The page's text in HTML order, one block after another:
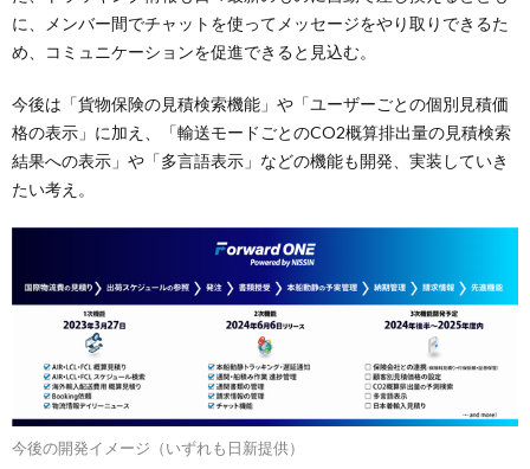
に、メンバー間でチャットを使ってメッセージをやり取りできるた
め、コミュニケーションを促進できると見込む。
今後は「貨物保険の見積検索機能」や「ユーザーごとの個別見積価
格の表示」に加え、「輸送モードごとのCO2概算排出量の見積検索
結果への表示」や「多言語表示」などの機能も開発、実装していき
たい考え。
今後の開発イメージ（いずれも日新提供）